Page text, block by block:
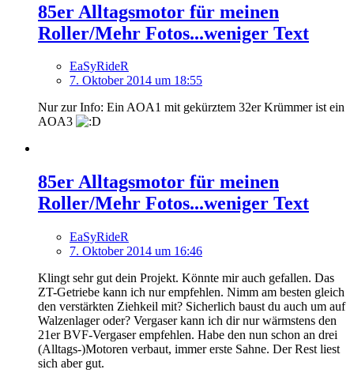
85er Alltagsmotor für meinen
Roller/Mehr Fotos...weniger Text
EaSyRideR
7. Oktober 2014 um 18:55
Nur zur Info: Ein AOA1 mit gekürztem 32er Krümmer ist ein
AOA3
85er Alltagsmotor für meinen
Roller/Mehr Fotos...weniger Text
EaSyRideR
7. Oktober 2014 um 16:46
Klingt sehr gut dein Projekt. Könnte mir auch gefallen. Das
ZT-Getriebe kann ich nur empfehlen. Nimm am besten gleich
den verstärkten Ziehkeil mit? Sicherlich baust du auch um auf
Walzenlager oder? Vergaser kann ich dir nur wärmstens den
21er BVF-Vergaser empfehlen. Habe den nun schon an drei
(Alltags-)Motoren verbaut, immer erste Sahne. Der Rest liest
sich aber gut.